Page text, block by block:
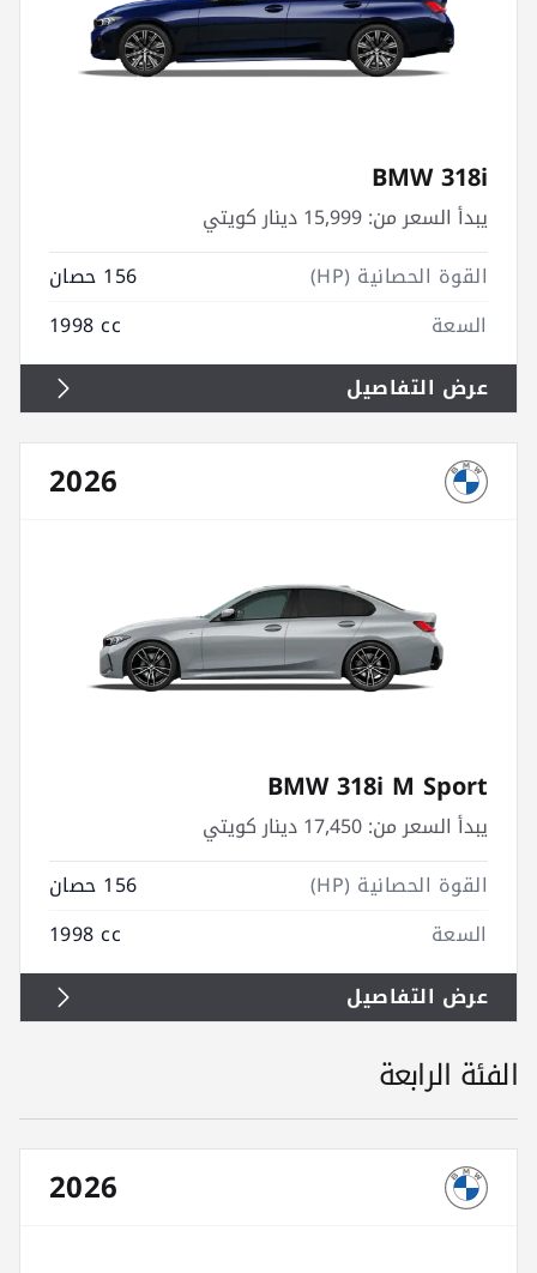
BMW 318i
يبدأ السعر من:
القوة الحصانية (HP)
156 حصان
السعة
1998 cc
عرض التفاصيل
2026
BMW 318i M Sport
يبدأ السعر من:
القوة الحصانية (HP)
156 حصان
السعة
1998 cc
عرض التفاصيل
الفئة الرابعة
2026